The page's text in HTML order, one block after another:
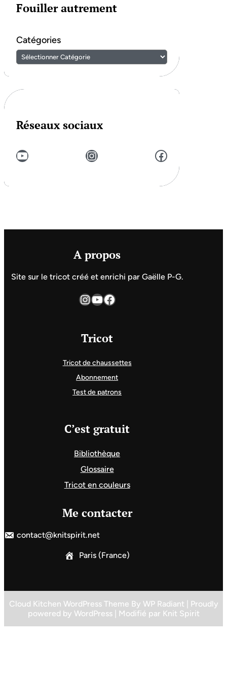
Fouiller autrement
Catégories
Réseaux sociaux
YouTube Instagram Facebook
A propos
Site sur le tricot créé et enrichi par Gaëlle P-G.
InstagramYouTube Facebook
Tricot
Tricot de chaussettes
Abonnement
Test de patrons
C’est gratuit
Bibliothèque
Glossaire
Tricot en couleurs
Me contacter
contact@knitspirit.net
Paris (France)
Cloud Kitchen WordPress Theme By WP Radiant | Proudly
powered by WordPress| Modifié par Knit Spirit